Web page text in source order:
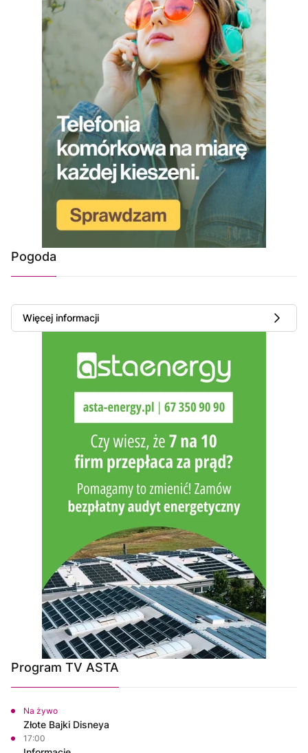
Pogoda
Więcej informacji
Program TV ASTA
Na żywo
Złote Bajki Disneya
17:00